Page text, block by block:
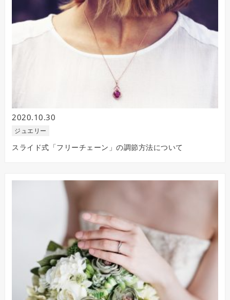
2020.10.30
ジュエリー
スライド式「フリーチェーン」の調節方法について